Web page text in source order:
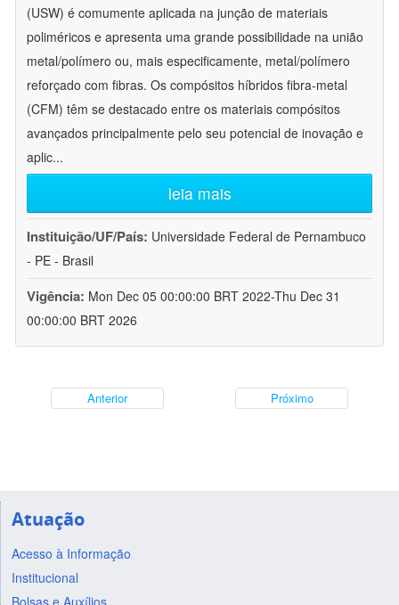
(USW) é comumente aplicada na junção de materiais
poliméricos e apresenta uma grande possibilidade na união
metal/polímero ou, mais especificamente, metal/polímero
reforçado com fibras. Os compósitos híbridos fibra-metal
(CFM) têm se destacado entre os materiais compósitos
avançados principalmente pelo seu potencial de inovação e
aplic...
leia mais
Instituição/UF/País: Universidade Federal de Pernambuco
- PE - Brasil
Vigência: Mon Dec 05 00:00:00 BRT 2022-Thu Dec 31
00:00:00 BRT 2026
Anterior Próximo
Atuação
Acesso à Informação
Institucional
Bolsas e Auxílios